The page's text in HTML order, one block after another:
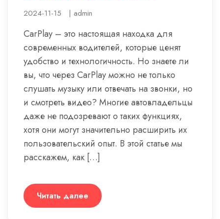
2024-11-15 | admin
CarPlay – это настоящая находка для
современных водителей, которые ценят
удобство и технологичность. Но знаете ли
вы, что через CarPlay можно не только
слушать музыку или отвечать на звонки, но
и смотреть видео? Многие автовладельцы
даже не подозревают о таких функциях,
хотя они могут значительно расширить их
пользовательский опыт. В этой статье мы
расскажем, как […]
Читать далее